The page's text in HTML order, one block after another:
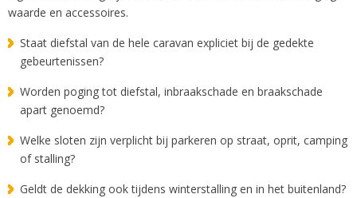
waarde en accessoires.
Staat diefstal van de hele caravan expliciet bij de gedekte
gebeurtenissen?
Worden poging tot diefstal, inbraakschade en braakschade
apart genoemd?
Welke sloten zijn verplicht bij parkeren op straat, oprit, camping
of stalling?
Geldt de dekking ook tijdens winterstalling en in het buitenland?